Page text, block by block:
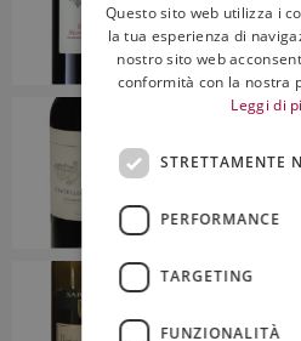
17 Ottobre 2025
Superiore
17 Ottobre 2025
I Vini
Monterosso Val
Questo sito web utilizza i
la tua esperienza di
nostro sito web
conformità con la nostra
Leggi di
STRETTAMENTE
PERFORMANCE
TARGETING
FUNZIONALITÀ